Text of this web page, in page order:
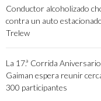
Conductor alcoholizado
contra un auto
Trelew
La 17.ª Corrida
Gaiman espera reunir
300 participantes